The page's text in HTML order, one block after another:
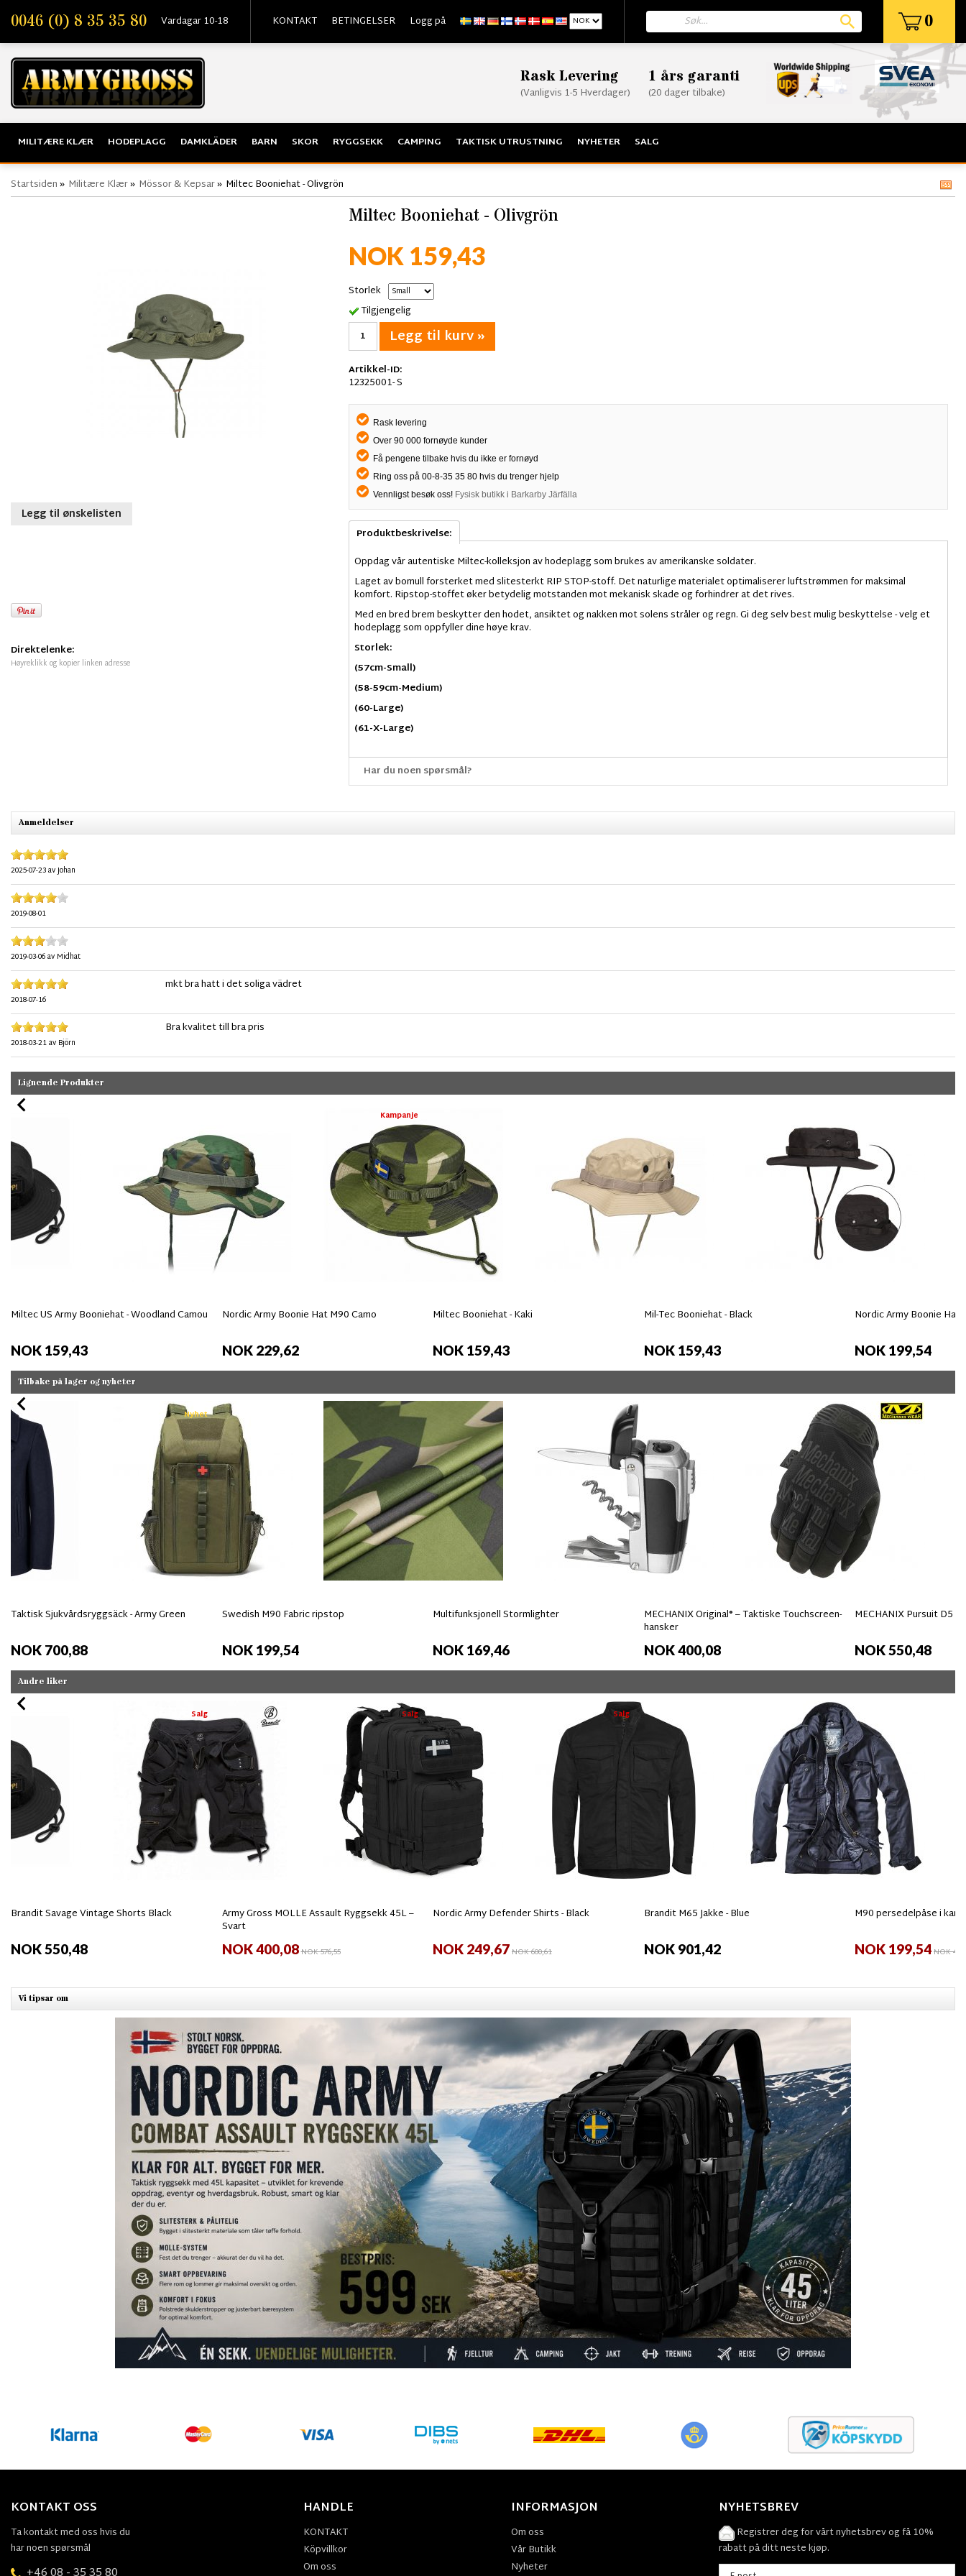
0046 (0) 8 35 35 80 Vardagar 10-18 KONTAKT BETINGELSER Logg på 0
Rask Levering
(Vanligvis 1-5 Hverdager)
1 års garanti
(20 dager tilbake)
MILITÆRE KLÆR HODEPLAGG DAMKLÄDER BARN SKOR RYGGSEKK CAMPING TAKTISK UTRUSTNING NYHETER SALG
Startsiden» Militære Klær» Mössor & Kepsar» Miltec Booniehat - Olivgrön
Legg til ønskelisten
Direktelenke:
Høyreklikk og kopier linken adresse
Miltec Booniehat - Olivgrön
NOK 159,43
Storlek
Tilgjengelig
Legg til kurv »
Artikkel-ID:
12325001- S
Rask levering
Over 90 000 fornøyde kunder
Få pengene tilbake hvis du ikke er fornøyd
Ring oss på 00-8-35 35 80 hvis du trenger hjelp
Vennligst besøk oss! Fysisk butikk i Barkarby Järfälla
Produktbeskrivelse:
Oppdag vår autentiske Miltec-kolleksjon av hodeplagg som brukes av amerikanske soldater.
Laget av bomull forsterket med slitesterkt RIP STOP-stoff. Det naturlige materialet optimaliserer luftstrømmen for maksimal
komfort. Ripstop-stoffet øker betydelig motstanden mot mekanisk skade og forhindrer at det rives.
Med en bred brem beskytter den hodet, ansiktet og nakken mot solens stråler og regn. Gi deg selv best mulig beskyttelse - velg et
hodeplagg som oppfyller dine høye krav.
Storlek:
(57cm-Small)
(58-59cm-Medium)
(60-Large)
(61-X-Large)
Har du noen spørsmål?
Anmeldelser
2025-07-23avJohan
2019-08-01
2019-03-06av Midhat
2018-07-16
mkt bra hatt i det soliga vädret
2018-03-21av Björn
Bra kvalitet till bra pris
Lignende Produkter
Miltec US Army Booniehat - Woodland Camou
NOK 159,43
Kampanje
Nordic Army Boonie Hat M90 Camo
NOK 229,62
Miltec Booniehat - Kaki
NOK 159,43
Mil-Tec Booniehat - Black
NOK 159,43
Nordic Army Boonie Hat
NOK 199,54
Tilbake på lager og nyheter
Nyhet
Taktisk Sjukvårdsryggsäck - Army Green
NOK 700,88
Swedish M90 Fabric ripstop
NOK 199,54
Multifunksjonell Stormlighter
NOK 169,46
MECHANIX Original® – Taktiske Touchscreen-
hansker
NOK 400,08
MECHANIX Pursuit D5
NOK 550,48
Andre liker
Salg
Brandit Savage Vintage Shorts Black
NOK 550,48
Salg
Army Gross MOLLE Assault Ryggsekk 45L –
Svart
NOK 400,08NOK 576,55
Salg
Nordic Army Defender Shirts - Black
NOK 249,67NOK 600,61
Brandit M65 Jakke - Blue
NOK 901,42
M90 persedelpåse i
NOK 199,54NOK
Vi tipsar om
KONTAKT OSS
Ta kontakt med oss hvis du
har noen spørsmål
HANDLE
KONTAKT
Köpvillkor
Om oss
INFORMASJON
Om oss
Vår Butikk
Nyheter
NYHETSBREV
Registrer deg for vårt nyhetsbrev og få 10%
rabatt på ditt neste kjøp.